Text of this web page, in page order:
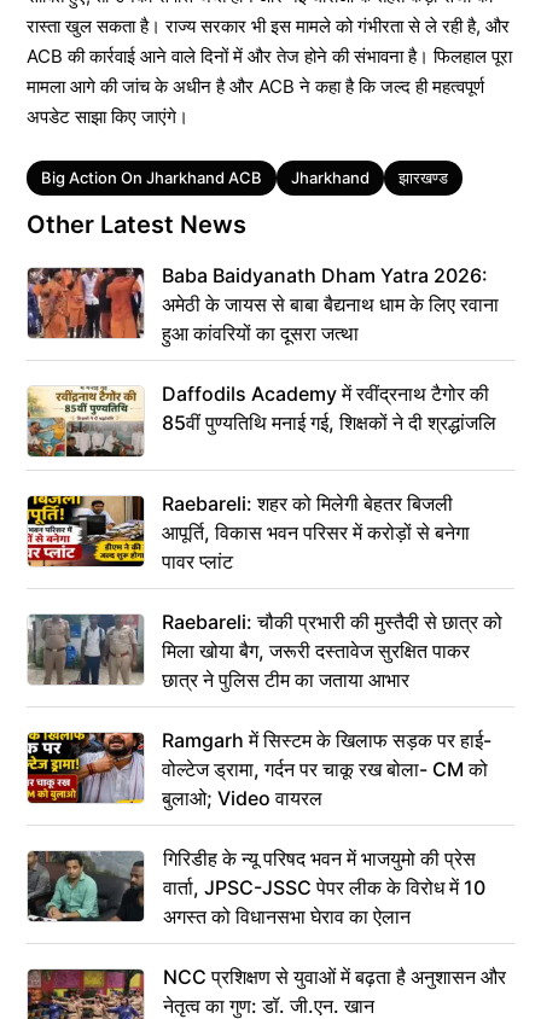
रास्ता खुल सकता है। राज्य सरकार भी इस मामले को गंभीरता से ले रही है, और
ACB की कार्रवाई आने वाले दिनों में और तेज होने की संभावना है। फिलहाल पूरा
मामला आगे की जांच के अधीन है और ACB ने कहा है कि जल्द ही महत्वपूर्ण
अपडेट साझा किए जाएंगे।
Tags
Big Action On Jharkhand ACB Jharkhand झारखण्ड
Other Latest News
Baba Baidyanath Dham Yatra 2026:
अमेठी के जायस से बाबा बैद्यनाथ धाम के लिए रवाना
हुआ कांवरियों का दूसरा जत्था
Daffodils Academy में रवींद्रनाथ टैगोर की
85वीं पुण्यतिथि मनाई गई, शिक्षकों ने दी श्रद्धांजलि
Raebareli: शहर को मिलेगी बेहतर बिजली
आपूर्ति, विकास भवन परिसर में करोड़ों से बनेगा
पावर प्लांट
Raebareli: चौकी प्रभारी की मुस्तैदी से छात्र को
मिला खोया बैग, जरूरी दस्तावेज सुरक्षित पाकर
छात्र ने पुलिस टीम का जताया आभार
Ramgarh में सिस्टम के खिलाफ सड़क पर हाई-
वोल्टेज ड्रामा, गर्दन पर चाकू रख बोला- CM को
बुलाओ; Video वायरल
गिरिडीह के न्यू परिषद भवन में भाजयुमो की प्रेस
वार्ता, JPSC-JSSC पेपर लीक के विरोध में 10
अगस्त को विधानसभा घेराव का ऐलान
NCC प्रशिक्षण से युवाओं में बढ़ता है अनुशासन और
नेतृत्व का गुण: डॉ. जी.एन. खान